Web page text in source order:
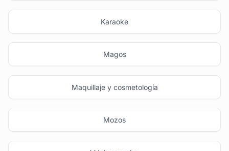
Karaoke
Magos
Maquillaje y cosmetología
Mozos